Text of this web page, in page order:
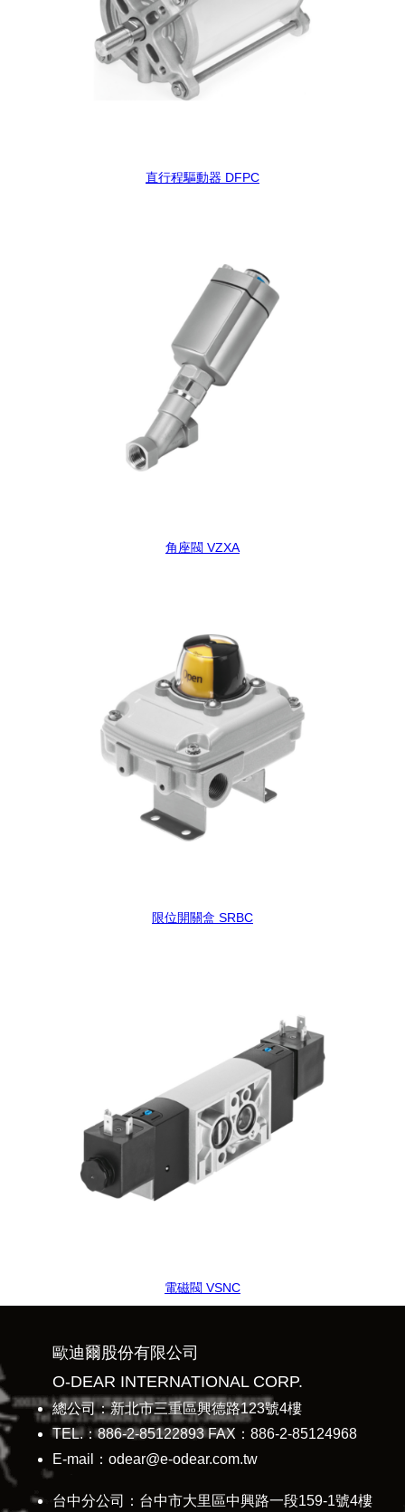
直行程驅動器 DFPC
角座閥 VZXA
限位開關盒 SRBC
電磁閥 VSNC
歐迪爾股份有限公司
O-DEAR INTERNATIONAL CORP.
總公司：新北市三重區興德路123號4樓
TEL.：886-2-85122893 FAX：886-2-85124968
E-mail：odear@e-odear.com.tw
台中分公司：台中市大里區中興路一段159-1號4樓